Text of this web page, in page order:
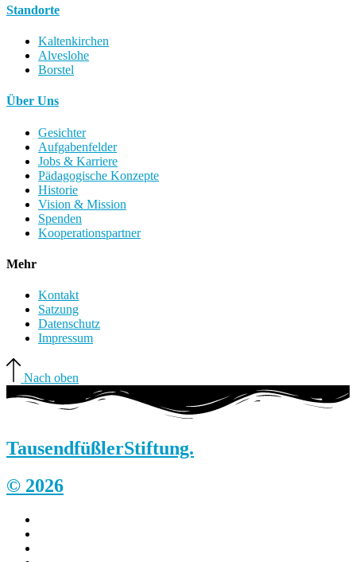
Standorte
Kaltenkirchen
Alveslohe
Borstel
Über Uns
Gesichter
Aufgabenfelder
Jobs & Karriere
Pädagogische Konzepte
Historie
Vision & Mission
Spenden
Kooperationspartner
Mehr
Kontakt
Satzung
Datenschutz
Impressum
Nach oben
TausendfüßlerStiftung.
© 2026